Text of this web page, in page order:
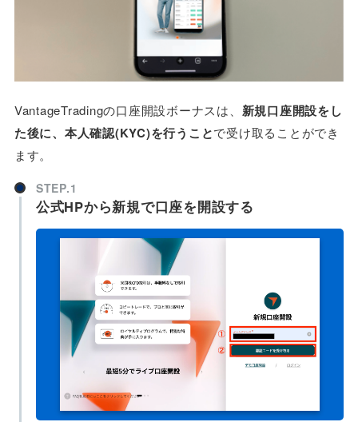
VantageTradingの口座開設ボーナスは、 新規口座開設をし
た後に、本人確認(KYC)を行うことで受け取ることができ
ます。
STEP.1
公式HPから新規で口座を開設する